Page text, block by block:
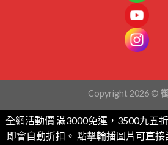
Copyright 2026 ©
全網活動價 滿3000免運，3500九五
即會自動折扣。 點擊輪播圖片可直